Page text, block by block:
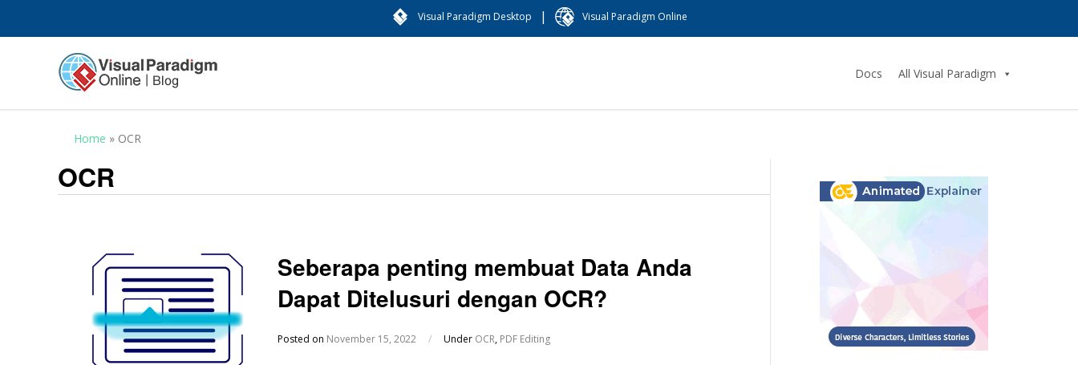
Visual Paradigm Desktop | Visual Paradigm Online
Docs All Visual Paradigm
Home » OCR
OCR
Seberapa penting membuat Data Anda
Dapat Ditelusuri dengan OCR?
Posted on November 15, 2022 / Under OCR, PDF Editing